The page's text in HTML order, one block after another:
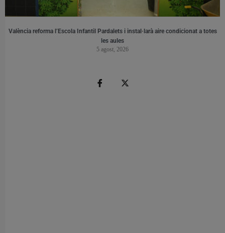
València reforma l’Escola Infantil Pardalets i instal·larà aire condicionat a totes
les aules
5 agost, 2026